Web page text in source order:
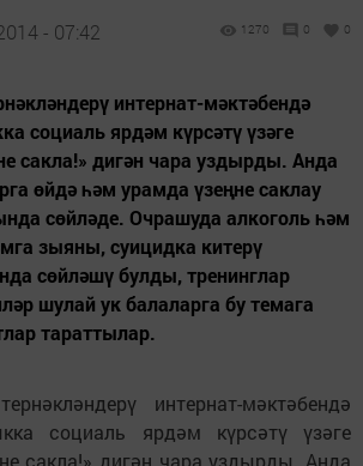
- 07:42 1270 0 0
интернат-мәктәбендә
социаль ярдәм күрсәтү үзәге
сакла!» дигән чара уздырды. Анда
өйдә һәм урамда үзеңне саклау
сөйләде. Очрашуда алкоголь һәм
зыяны, суицидка китерү
сөйләшү булды, тренинглар
шулай ук балаларга бу темага
тараттылар.
интернат-мәктәбендә
социаль ярдәм күрсәтү үзәге
сакла!» дигән чара уздырды. Анда